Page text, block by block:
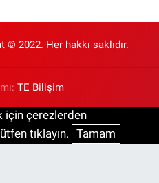
© 2022. Her hakkı saklıdır.
TE Bilişim
için çerezlerden
tıklayın. Tamam